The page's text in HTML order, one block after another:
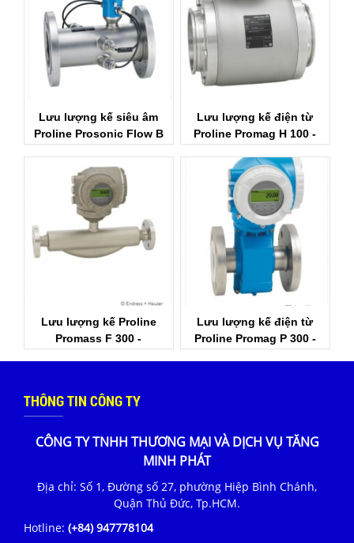
Lưu lượng kế siêu âm
Proline Prosonic Flow B
Việt Nam
Lưu lượng kế điện từ
Proline Promag H 100 -
Lưu lượng kế Proline
Promass F 300 -
Lưu lượng kế điện từ
Proline Promag P 300 -
THÔNG TIN CÔNG TY
CÔNG TY TNHH THƯƠNG MẠI VÀ DỊCH VỤ TĂNG
MINH PHÁT
Địa chỉ: Số 1, Đường số 27, phường Hiệp Bình Chánh,
Quận Thủ Đức, Tp.HCM.
Hotline: (+84) 947778104